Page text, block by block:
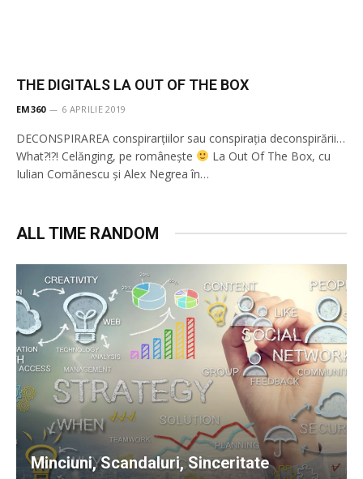
THE DIGITALS LA OUT OF THE BOX
EM360 6 APRILIE 2019
DECONSPIRAREA conspirarțiilor sau conspirația deconspirării…
What?!?! Celănging, pe românește
La Out Of The Box, cu
Iulian Comănescu și Alex Negrea în…
ALL TIME RANDOM
Minciuni, Scandaluri, Sinceritate